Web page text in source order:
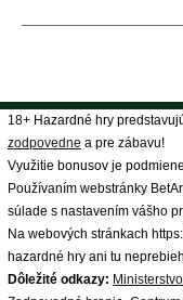
18+ Hazardné hry
zodpovedne a pre zábavu!
Využitie bonusov je
Používaním webstránky
súlade s nastavením vášho
Na webových stránkach
hazardné hry ani tu
Dôležité odkazy: